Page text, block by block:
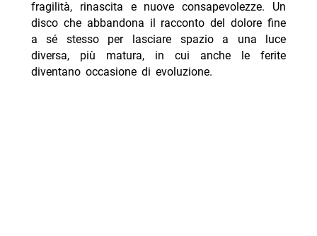
fragilità, rinascita e nuove consapevolezze. Un
disco che abbandona il racconto del dolore fine
a sé stesso per lasciare spazio a una luce
diversa, più matura, in cui anche le ferite
diventano occasione di evoluzione.